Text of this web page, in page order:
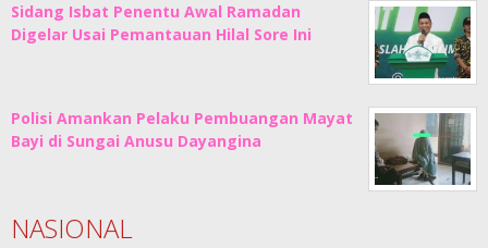
Sidang Isbat Penentu Awal Ramadan
Digelar Usai Pemantauan Hilal Sore Ini
Polisi Amankan Pelaku Pembuangan Mayat
Bayi di Sungai Anusu Dayangina
NASIONAL